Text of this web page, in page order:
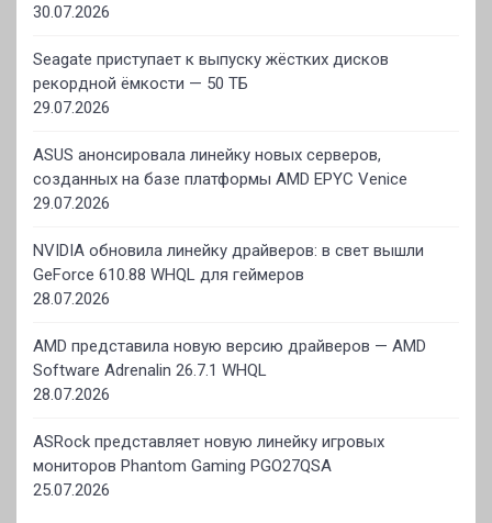
30.07.2026
Seagate приступает к выпуску жёстких дисков
рекордной ёмкости — 50 ТБ
29.07.2026
ASUS анонсировала линейку новых серверов,
созданных на базе платформы AMD EPYC Venice
29.07.2026
NVIDIA обновила линейку драйверов: в свет вышли
GeForce 610.88 WHQL для геймеров
28.07.2026
AMD представила новую версию драйверов — AMD
Software Adrenalin 26.7.1 WHQL
28.07.2026
ASRock представляет новую линейку игровых
мониторов Phantom Gaming PGO27QSA
25.07.2026